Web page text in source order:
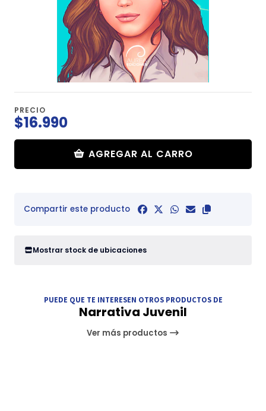
PRECIO
$16.990
AGREGAR AL CARRO
Compartir este producto
Mostrar stock de ubicaciones
PUEDE QUE TE INTERESEN OTROS PRODUCTOS DE
Narrativa Juvenil
Ver más productos